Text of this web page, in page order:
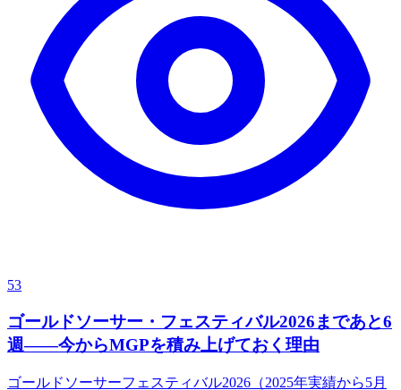
53
ゴールドソーサー・フェスティバル2026まであと6
週——今からMGPを積み上げておく理由
ゴールドソーサーフェスティバル2026（2025年実績から5月